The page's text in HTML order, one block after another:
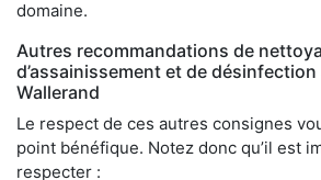
domaine.
Autres recommandations de
d’assainissement et de
Wallerand
Le respect de ces autres consignes
point bénéfique. Notez donc qu’il est
respecter :